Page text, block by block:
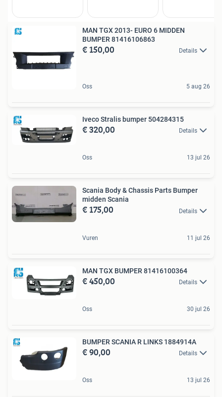
MAN TGX 2013- EURO 6 MIDDEN
BUMPER 81416106863
€ 150,00 Details
Oss 5 aug 26
Iveco Stralis bumper 504284315
€ 320,00 Details
Oss 13 jul 26
Scania Body & Chassis Parts Bumper
midden Scania
€ 175,00 Details
Vuren 11 jul 26
MAN TGX BUMPER 81416100364
€ 450,00 Details
Oss 30 jul 26
BUMPER SCANIA R LINKS 1884914A
€ 90,00 Details
Oss 13 jul 26